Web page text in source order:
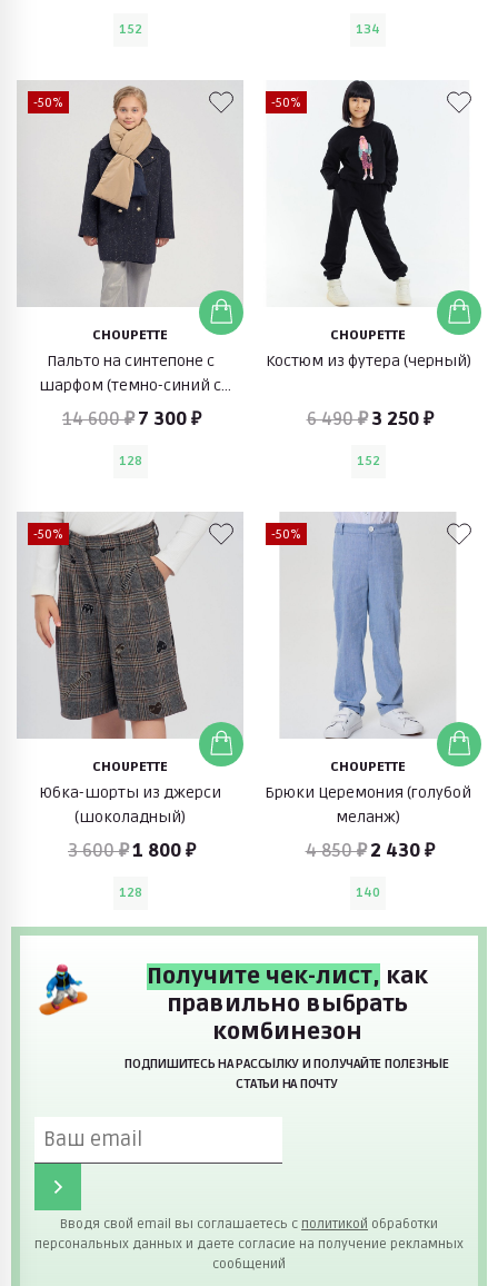
152 134
-50%
CHOUPETTE
Пальто на синтепоне с
шарфом (темно-синий с
золотом)
14 600 ₽ 7 300 ₽
128
-50%
CHOUPETTE
Костюм из футера (черный)
6 490 ₽3 250 ₽
152
-50%
CHOUPETTE
Юбка-шорты из джерси
(шоколадный)
3 600 ₽1 800 ₽
128
-50%
CHOUPETTE
Брюки Церемония (голубой
меланж)
4 850 ₽ 2 430 ₽
140
Получите чек-лист, как
правильно выбрать
комбинезон
ПОДПИШИТЕСЬ НА РАССЫЛКУ И ПОЛУЧАЙТЕ ПОЛЕЗНЫЕ
СТАТЬИ НА ПОЧТУ
Вводя свой email вы соглашаетесь с политикой обработки
персональных данных и даете согласие на получение рекламных
сообщений